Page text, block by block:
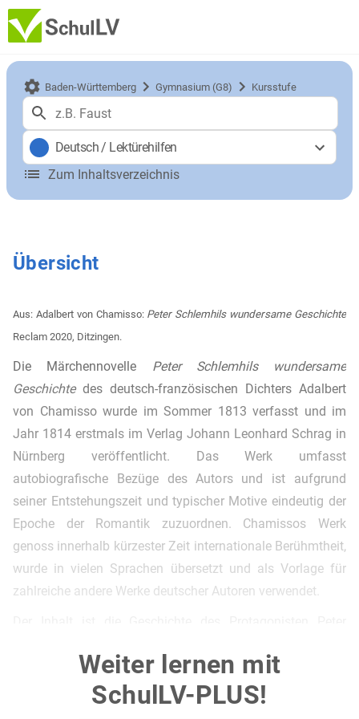
Baden-Württemberg Gymnasium (G8) Kursstufe
Deutsch/ Lektürehilfen
Zum Inhaltsverzeichnis
Übersicht
Aus: Adalbert von Chamisso: Peter Schlemhils wundersame Geschichte
Reclam 2020, Ditzingen.
Die Märchennovelle Peter Schlemhils wundersame
Geschichtedes deutsch-französischen Dichters Adalbert
von Chamisso wurde im Sommer 1813 verfasst und im
Jahr 1814 erstmals im Verlag Johann Leonhard Schrag in
Nürnberg veröffentlicht. Das Werk umfasst
autobiografische Bezüge des Autors und ist aufgrund
seiner Entstehungszeit und typischer Motive eindeutig der
Epoche der Romantik zuzuordnen. Chamissos Werk
genoss innerhalb kürzester Zeit internationale Berühmtheit,
wurde in vielen Sprachen übersetzt und als Vorlage für
zahlreiche andere Werke deutscher Autoren verwendet.
mysteriösen Mann in einem grauen Rock trifft, der ihm
seinen Schatten abkauft und ihm im Gegenzug einen Sack
Weiter lernen mit
SchulLV-PLUS!